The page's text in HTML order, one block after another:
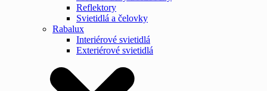
Reflektory
Svietidlá a čelovky
Rabalux
Interiérové svietidlá
Exteriérové svietidlá